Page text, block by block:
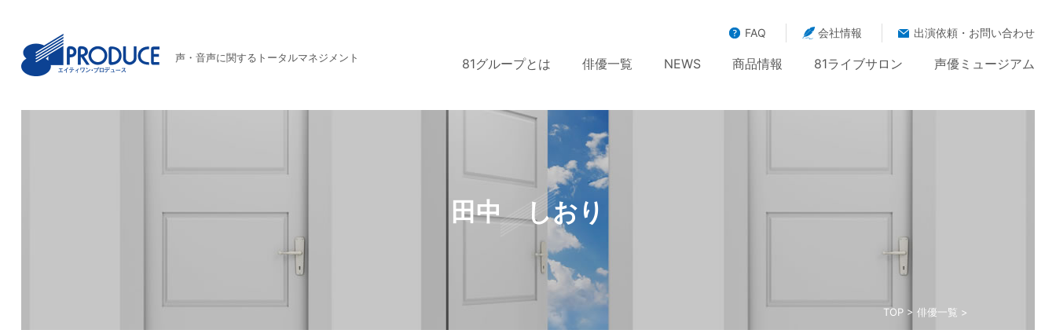
声・音声に関するトータルマネジメント
FAQ 会社情報 出演依頼・お問い合わせ
81グループとは 俳優一覧 NEWS 商品情報 81ライブサロン 声優ミュージアム
TOP> 俳優一覧 >
田中 しおり